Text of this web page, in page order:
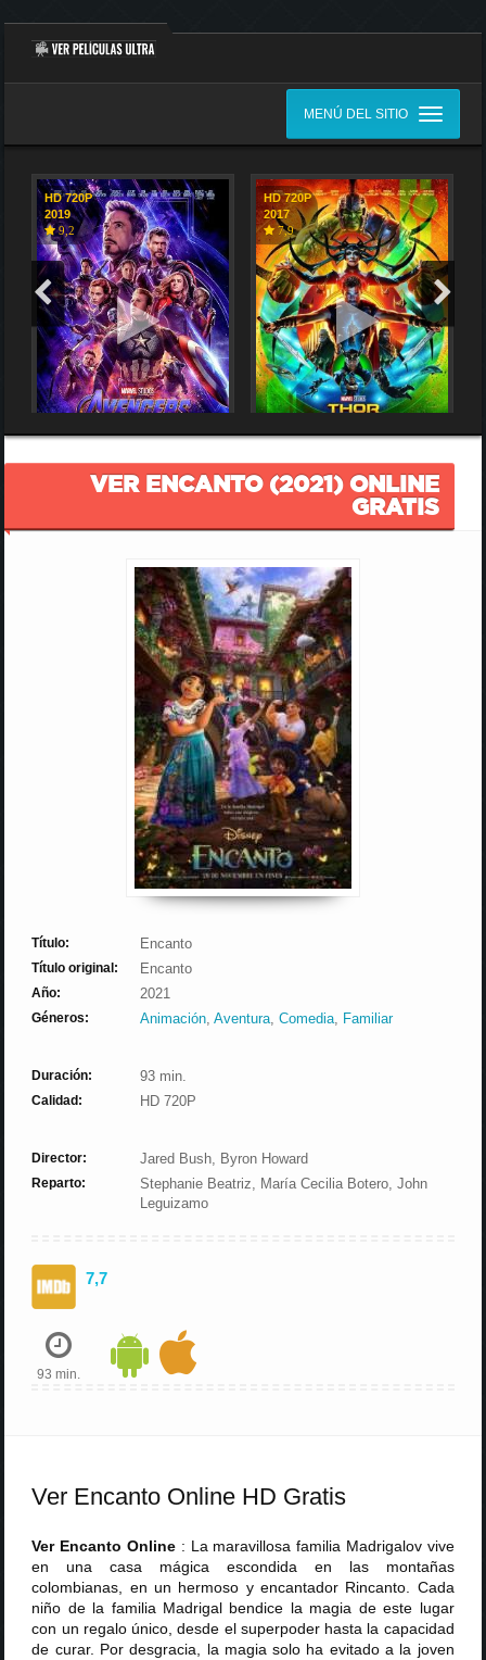
MENÚ DEL SITIO
HD 720P
2019
9,2
HD 720P
2017
7,9
VER ENCANTO (2021) ONLINE
GRATIS
Título: Encanto
Título original: Encanto
Año: 2021
Géneros: Animación,Aventura,Comedia, Familiar
Duración: 93 min.
Calidad: HD 720P
Director: Jared Bush, Byron Howard
Reparto:
Stephanie Beatriz, María Cecilia Botero, John
Leguizamo
7,7
93 min.
Ver Encanto Online HD Gratis
Ver Encanto Online : La maravillosa familia Madrigalov vive
en una casa mágica escondida en las montañas
colombianas, en un hermoso y encantador Rincanto. Cada
niño de la familia Madrigal bendice la magia de este lugar
con un regalo único, desde el superpoder hasta la capacidad
de curar. Por desgracia, la magia solo ha evitado a la joven